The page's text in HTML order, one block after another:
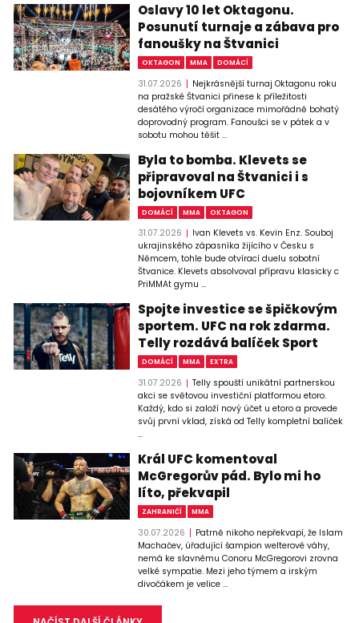
Oslavy 10 let Oktagonu.
Posunutí turnaje a zábava pro
fanoušky na Štvanici
OKTAGON MMA DOMÁCÍ
31.07.2026
Nejkrásnější turnaj Oktagonu roku
na pražské Štvanici přinese k příležitosti
desátého výročí organizace mimořádně bohatý
doprovodný program. Fanoušci se v pátek a v
sobotu mohou těšit ...
Byla to bomba. Klevets se
připravoval na Štvanici i s
bojovníkem UFC
DOMÁCÍ MMA OKTAGON
31.07.2026
Ivan Klevets vs. Kevin Enz. Souboj
ukrajinského zápasníka žijícího v Česku s
Němcem, tohle bude otvírací duelu sobotní
Štvanice. Klevets absolvoval přípravu klasicky c
PriMMAt gymu ...
Spojte investice se špičkovým
sportem. UFC na rok zdarma.
Telly rozdává balíček Sport
DOMÁCÍ MMA EXTRA
31.07.2026
Telly spouští unikátní partnerskou
akci se světovou investiční platformou etoro.
Každý, kdo si založí nový účet u etoro a provede
svůj první vklad, získá od Telly kompletní balíček
...
Král UFC komentoval
McGregorův pád. Bylo mi ho
líto, překvapil
ZAHRANIČÍ MMA
30.07.2026
Patrně nikoho nepřekvapí, že Islam
Machačev, úřadující šampion welterové váhy,
nemá ke slavnému Conoru McGregorovi zrovna
velké sympatie. Mezi jeho týmem a irským
divočákem je velice ...